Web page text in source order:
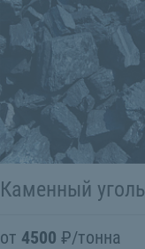
Каменный уголь
от 4500 ₽/тонна